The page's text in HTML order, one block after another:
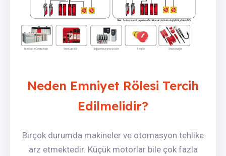
Neden Emniyet Rölesi Tercih
Edilmelidir?
Birçok durumda makineler ve otomasyon tehlike
arz etmektedir. Küçük motorlar bile çok fazla